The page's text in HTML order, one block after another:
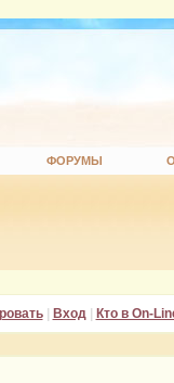
ФОРУМЫ
| Вход| Кто в On-